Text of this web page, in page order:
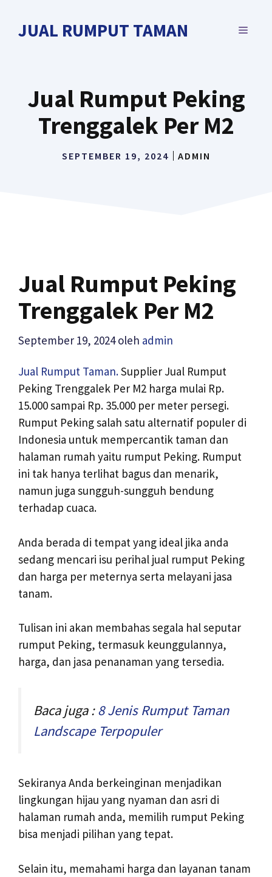
JUAL RUMPUT TAMAN MENU
Jual Rumput Peking
Trenggalek Per M2
SEPTEMBER 19, 2024 ADMIN
Jual Rumput Peking
Trenggalek Per M2
September 19, 2024 oleh admin
Jual Rumput Taman.Supplier Jual Rumput
Peking Trenggalek Per M2 harga mulai Rp.
15.000 sampai Rp. 35.000 per meter persegi.
Rumput Peking salah satu alternatif populer di
Indonesia untuk mempercantik taman dan
halaman rumah yaitu rumput Peking. Rumput
ini tak hanya terlihat bagus dan menarik,
namun juga sungguh-sungguh bendung
terhadap cuaca.
Anda berada di tempat yang ideal jika anda
sedang mencari isu perihal jual rumput Peking
dan harga per meternya serta melayani jasa
tanam.
Tulisan ini akan membahas segala hal seputar
rumput Peking, termasuk keunggulannya,
harga, dan jasa penanaman yang tersedia.
Baca juga :8 Jenis Rumput Taman
Landscape Terpopuler
Sekiranya Anda berkeinginan menjadikan
lingkungan hijau yang nyaman dan asri di
halaman rumah anda, memilih rumput Peking
bisa menjadi pilihan yang tepat.
Selain itu, memahami harga dan layanan tanam